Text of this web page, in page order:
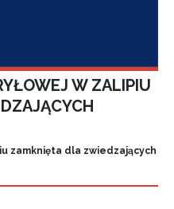
W ZALIPIU
zamknięta dla zwiedzających